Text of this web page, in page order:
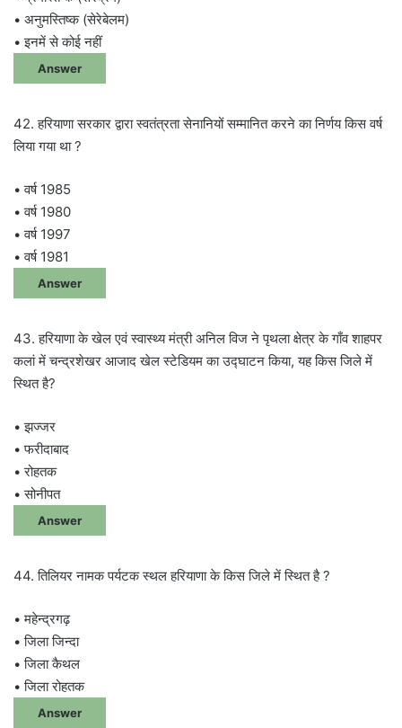
• अनुमस्तिष्क (सेरेबेलम)
• इनमें से कोई नहीं
Answer
42. हरियाणा सरकार द्वारा स्वतंत्रता सेनानियों सम्मानित करने का निर्णय किस वर्ष
लिया गया था ?
• वर्ष 1985
• वर्ष 1980
• वर्ष 1997
• वर्ष 1981
Answer
43. हरियाणा के खेल एवं स्वास्थ्य मंत्री अनिल विज ने पृथला क्षेत्र के गाँव शाहपर
कलां में चन्द्रशेखर आजाद खेल स्टेडियम का उद्घाटन किया, यह किस जिले में
स्थित है?
• झज्जर
• फरीदाबाद
• रोहतक
• सोनीपत
Answer
44. तिलियर नामक पर्यटक स्थल हरियाणा के किस जिले में स्थित है ?
• महेन्द्रगढ़
• जिला जिन्दा
• जिला कैथल
• जिला रोहतक
Answer